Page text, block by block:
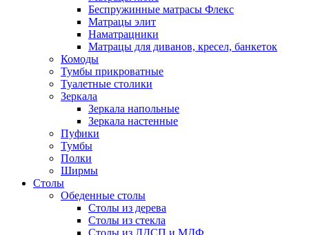
Беспружинные матрасы Флекс
Матрацы элит
Наматрацники
Матрацы для диванов, кресел, банкеток
Комоды
Тумбы прикроватные
Туалетные столики
Зеркала
Зеркала напольные
Зеркала настенные
Пуфики
Тумбы
Полки
Ширмы
Столы
Обеденные столы
Столы из дерева
Столы из стекла
Столы из ЛДСП и МДФ